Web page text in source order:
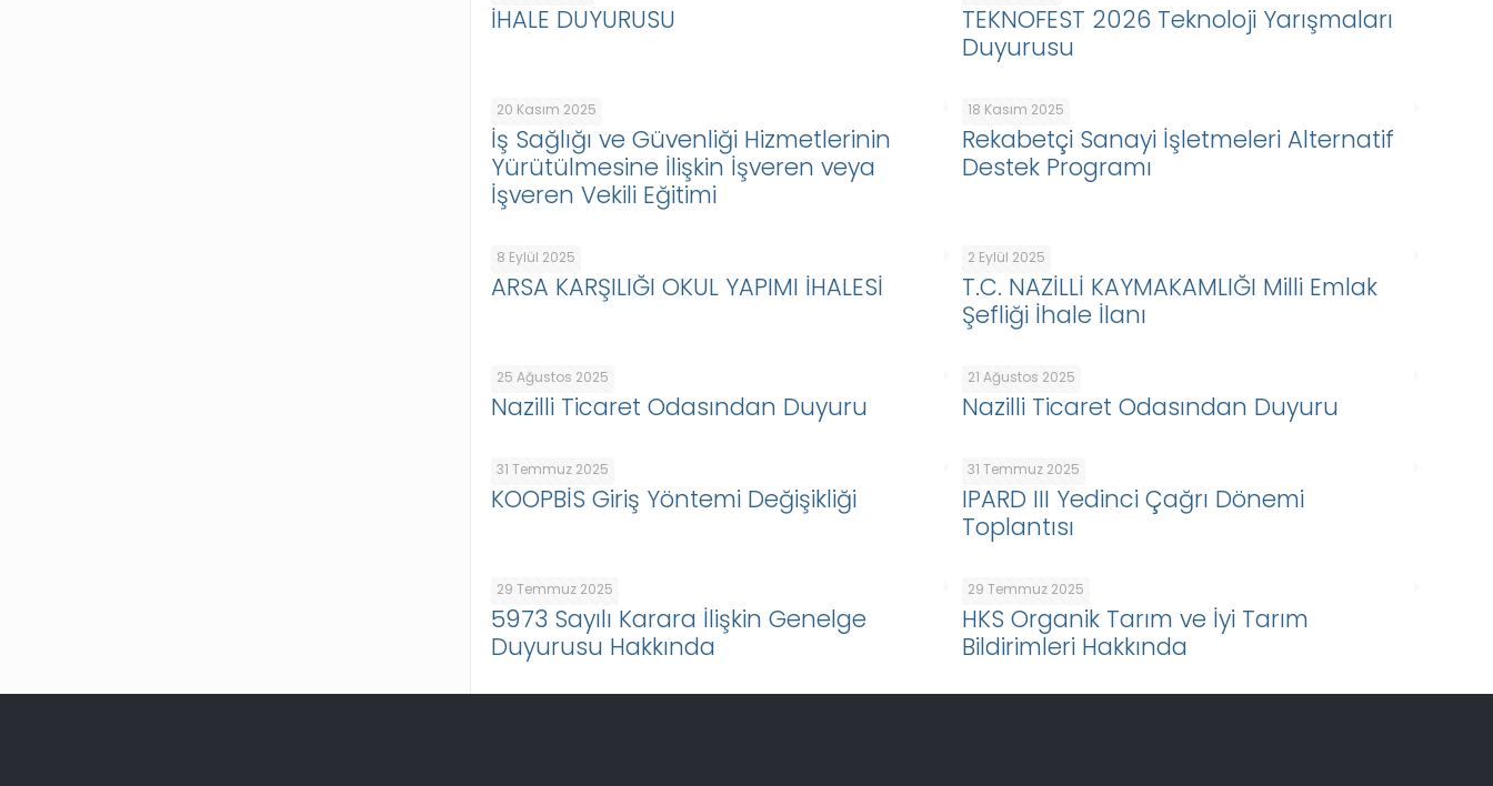
İHALE DUYURUSU
TEKNOFEST 2026 Teknoloji Yarışmaları
Duyurusu
20 Kasım 2025
İş Sağlığı ve Güvenliği Hizmetlerinin
Yürütülmesine İlişkin İşveren veya
İşveren Vekili Eğitimi
18 Kasım 2025
Rekabetçi Sanayi İşletmeleri Alternatif
Destek Programı
8 Eylül 2025
ARSA KARŞILIĞI OKUL YAPIMI İHALESİ
2 Eylül 2025
T.C. NAZİLLİ KAYMAKAMLIĞI Milli Emlak
Şefliği İhale İlanı
25 Ağustos 2025
Nazilli Ticaret Odasından Duyuru
21 Ağustos 2025
Nazilli Ticaret Odasından Duyuru
31 Temmuz 2025
KOOPBİS Giriş Yöntemi Değişikliği
31 Temmuz 2025
IPARD III Yedinci Çağrı Dönemi
Toplantısı
29 Temmuz 2025
5973 Sayılı Karara İlişkin Genelge
Duyurusu Hakkında
29 Temmuz 2025
HKS Organik Tarım ve İyi Tarım
Bildirimleri Hakkında